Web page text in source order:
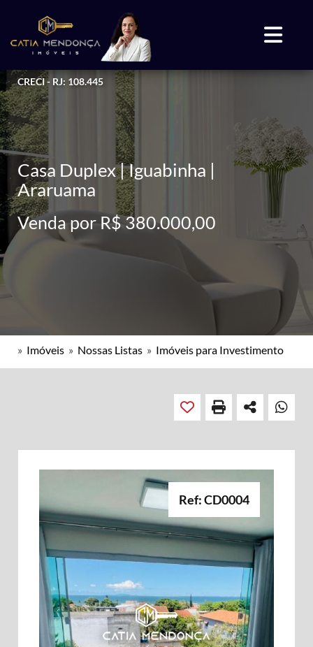
CRECI - RJ: 108.445
Casa Duplex | Iguabinha |
Araruama
Venda por R$ 380.000,00
» Imóveis » Nossas Listas » Imóveis para Investimento
Ref: CD0004